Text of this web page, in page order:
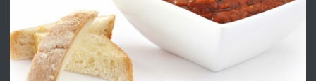
ПРЕДЛАГА
Първи поход "По стъпките на Ангел